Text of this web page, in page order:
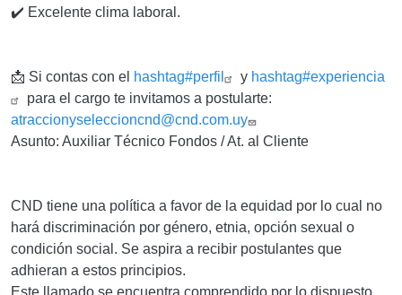
✔️ Excelente clima laboral.
📩 Si contas con el hashtag#perfil y hashtag#experiencia
para el cargo te invitamos a postularte:
atraccionyseleccioncnd@cnd.com.uy
Asunto: Auxiliar Técnico Fondos / At. al Cliente
CND tiene una política a favor de la equidad por lo cual no
hará discriminación por género, etnia, opción sexual o
condición social. Se aspira a recibir postulantes que
adhieran a estos principios.
Este llamado se encuentra comprendido por lo dispuesto